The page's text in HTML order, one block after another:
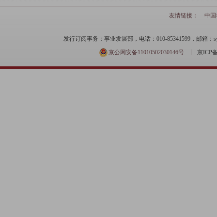
友情链接： 中
发行订阅事务：事业发展部，电话：010-85341599，邮箱：
京公网安备11010502030146号
京ICP